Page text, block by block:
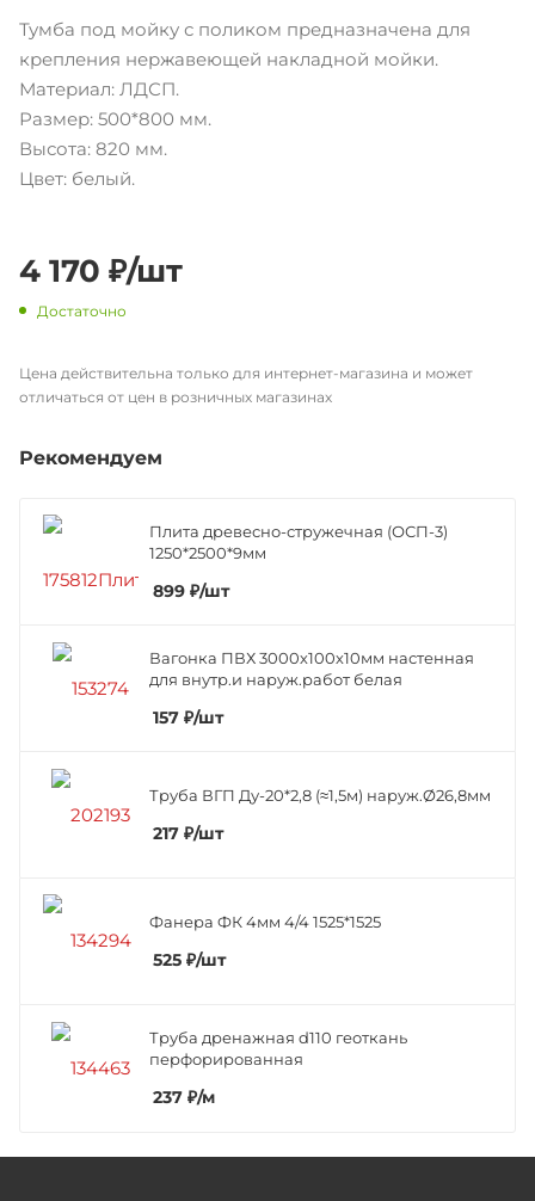
Тумба под мойку с поликом предназначена для
крепления нержавеющей накладной мойки.
Материал: ЛДСП.
Размер: 500*800 мм.
Высота: 820 мм.
Цвет: белый.
4 170 ₽/шт
Достаточно
Цена действительна только для интернет-магазина и может
отличаться от цен в розничных магазинах
Рекомендуем
Плита древесно-стружечная (ОСП-3)
1250*2500*9мм
899 ₽/шт
Вагонка ПВХ 3000х100х10мм настенная
для внутр.и наруж.работ белая
157 ₽/шт
Труба ВГП Ду-20*2,8 (≈1,5м) наруж.Ø26,8мм
217 ₽/шт
Фанера ФК 4мм 4/4 1525*1525
525 ₽/шт
Труба дренажная d110 геоткань
перфорированная
237 ₽/м